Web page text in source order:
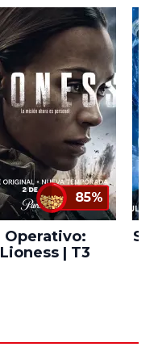
85%
Operativo:
Lioness | T3